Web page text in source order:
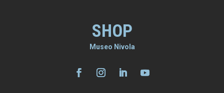
SHOP
Museo Nivola